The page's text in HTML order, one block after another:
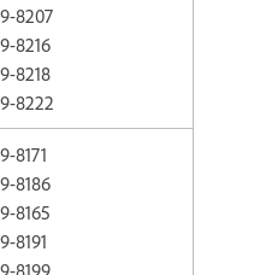
8207
8216
8218
8222
8171
8186
8165
8191
8199